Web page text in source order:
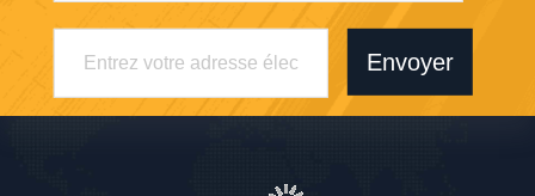
Envoyer